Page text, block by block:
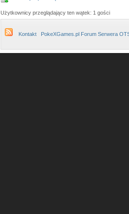
Użytkownicy przeglądający ten wątek: 1 gości
Kontakt PokeXGames.pl Forum Serwera